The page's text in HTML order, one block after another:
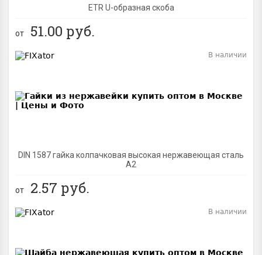
ETR U-образная скоба
от 51.00 руб.
DIN 1587 гайка колпачковая высокая нержавеющая сталь
А2
В наличии
от 2.57 руб.
В наличии